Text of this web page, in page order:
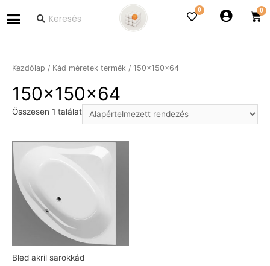
0
Kezdőlap / Kád méretek termék / 150x150x64
150x150x64
Összesen 1 találat
Bled akril sarokkád